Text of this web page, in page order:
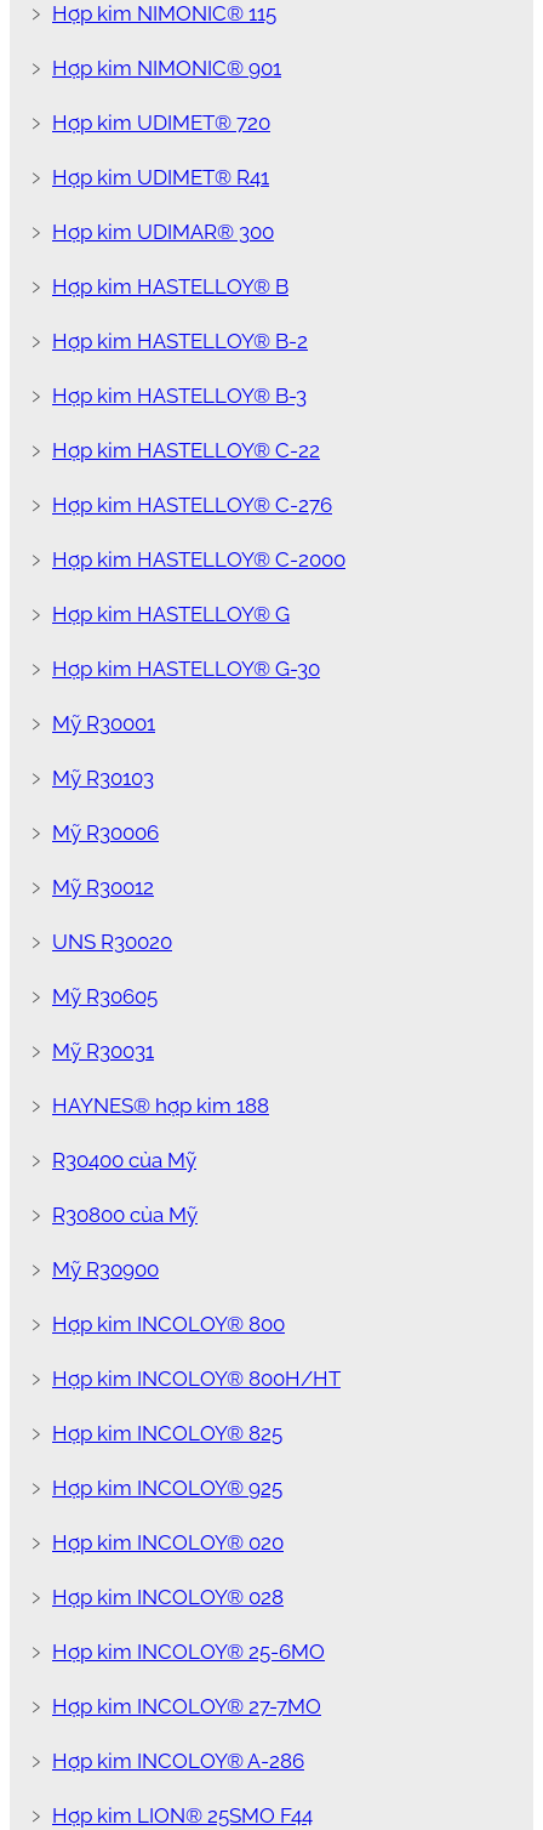
﹥ Hợp kim NIMONIC® 115
﹥ Hợp kim NIMONIC® 901
﹥ Hợp kim UDIMET® 720
﹥ Hợp kim UDIMET® R41
﹥ Hợp kim UDIMAR® 300
﹥ Hợp kim HASTELLOY® B
﹥ Hợp kim HASTELLOY® B-2
﹥ Hợp kim HASTELLOY® B-3
﹥ Hợp kim HASTELLOY® C-22
﹥ Hợp kim HASTELLOY® C-276
﹥ Hợp kim HASTELLOY® C-2000
﹥ Hợp kim HASTELLOY® G
﹥ Hợp kim HASTELLOY® G-30
﹥ Mỹ R30001
﹥ Mỹ R30103
﹥ Mỹ R30006
﹥ Mỹ R30012
﹥ UNS R30020
﹥ Mỹ R30605
﹥ Mỹ R30031
﹥ HAYNES® hợp kim 188
﹥ R30400 của Mỹ
﹥ R30800 của Mỹ
﹥ Mỹ R30900
﹥ Hợp kim INCOLOY® 800
﹥ Hợp kim INCOLOY® 800H/HT
﹥ Hợp kim INCOLOY® 825
﹥ Hợp kim INCOLOY® 925
﹥ Hợp kim INCOLOY® 020
﹥ Hợp kim INCOLOY® 028
﹥ Hợp kim INCOLOY® 25-6MO
﹥ Hợp kim INCOLOY® 27-7MO
﹥ Hợp kim INCOLOY® A-286
﹥ Hợp kim LION® 25SMO F44